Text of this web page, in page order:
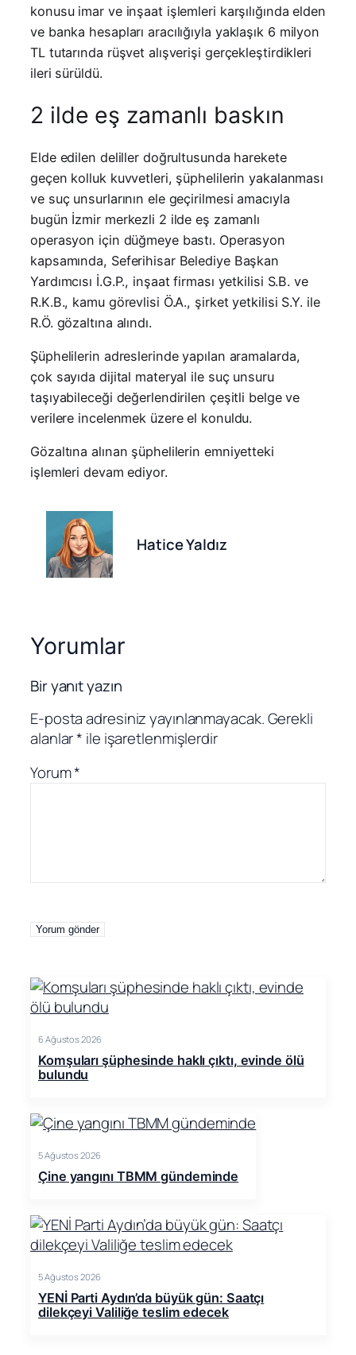
konusu imar ve inşaat işlemleri karşılığında elden
ve banka hesapları aracılığıyla yaklaşık 6 milyon
TL tutarında rüşvet alışverişi gerçekleştirdikleri
ileri sürüldü.
2 ilde eş zamanlı baskın
Elde edilen deliller doğrultusunda harekete
geçen kolluk kuvvetleri, şüphelilerin yakalanması
ve suç unsurlarının ele geçirilmesi amacıyla
bugün İzmir merkezli 2 ilde eş zamanlı
operasyon için düğmeye bastı. Operasyon
kapsamında, Seferihisar Belediye Başkan
Yardımcısı İ.G.P., inşaat firması yetkilisi S.B. ve
R.K.B., kamu görevlisi Ö.A., şirket yetkilisi S.Y. ile
R.Ö. gözaltına alındı.
Şüphelilerin adreslerinde yapılan aramalarda,
çok sayıda dijital materyal ile suç unsuru
taşıyabileceği değerlendirilen çeşitli belge ve
verilere incelenmek üzere el konuldu.
Gözaltına alınan şüphelilerin emniyetteki
işlemleri devam ediyor.
Hatice Yaldız
Yorumlar
Bir yanıt yazın
E-posta adresiniz yayınlanmayacak.Gerekli
alanlar* ile işaretlenmişlerdir
Yorum*
6 Ağustos 2026
Komşuları şüphesinde haklı çıktı, evinde ölü
bulundu
5 Ağustos 2026
Çine yangını TBMM gündeminde
5 Ağustos 2026
YENİ Parti Aydın’da büyük gün: Saatçı
dilekçeyi Valiliğe teslim edecek